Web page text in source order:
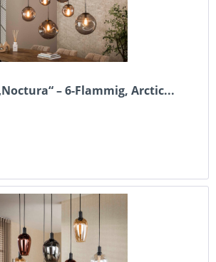
– 6-Flammig, Arctic...